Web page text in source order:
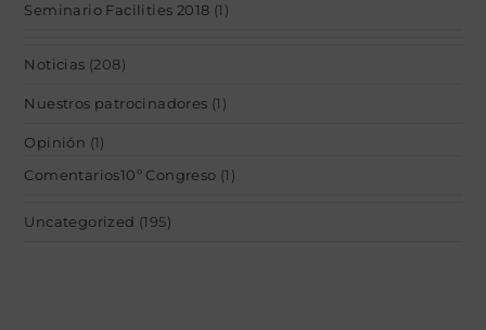
Seminario Facilities 2018 (1)
Noticias (208)
Nuestros patrocinadores (1)
Opinión (1)
Comentarios10º Congreso (1)
Uncategorized (195)